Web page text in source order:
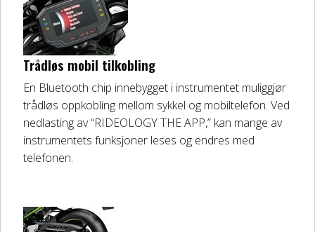
Trådløs mobil tilkobling
En Bluetooth chip innebygget i instrumentet muliggjør
trådløs oppkobling mellom sykkel og mobiltelefon. Ved
nedlasting av “RIDEOLOGY THE APP,” kan mange av
instrumentets funksjoner leses og endres med
telefonen.